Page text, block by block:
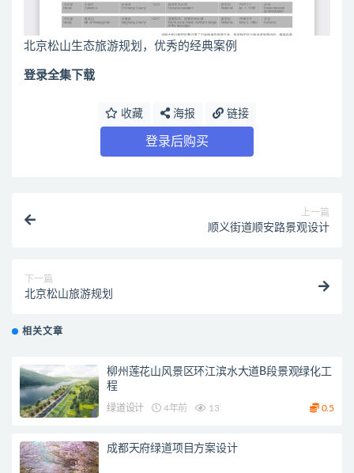
北京松山生态旅游规划，优秀的经典案例
登录全集下载
收藏 海报 链接
登录后购买
上一篇
顺义街道顺安路景观设计
下一篇
北京松山旅游规划
相关文章
柳州莲花山风景区环江滨水大道B段景观绿化工
程
绿道设计 4年前 13 0.5
成都天府绿道项目方案设计